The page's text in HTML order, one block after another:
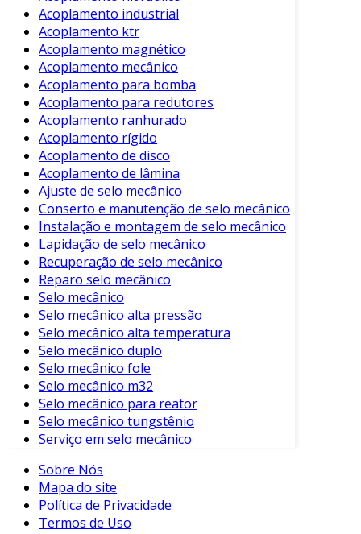
Compensação de Desalinhamento
Permitem algum grau de desalinhamento
entre os eixos, evitando danos.
Durabilidade: Construídos com materiais
resistentes, oferecem longa vida útil,
mesmo sob condições severas.
Redução de Vibrações
vibrações e impactos que podem ocorrer
durante o funcionamento.
Tamanhos Compactos: Geralmente,
ocupam menos espaço em comparação
com outros tipos de acoplamentos.
Aplicações Comuns
Os acoplamentos de engrenagem são
utilizados em uma variedade de indústrias e
aplicações. Algumas delas incluem:
Indústria Automotiva
movimento em sistemas de tração e
direção.
escavadeiras e tratores, garantindo
transmissão eficiente de força.
Equipamentos de Processamento
Acoplamento industrial
Acoplamento ktr
Acoplamento magnético
Acoplamento mecânico
Acoplamento para bomba
Acoplamento para redutores
Acoplamento ranhurado
Acoplamento rígido
Acoplamento de disco
Acoplamento de lâmina
Ajuste de selo mecânico
Conserto e manutenção de selo mecânico
Instalação e montagem de selo mecânico
Lapidação de selo mecânico
Recuperação de selo mecânico
Reparo selo mecânico
Selo mecânico
Selo mecânico alta pressão
Selo mecânico alta temperatura
Selo mecânico duplo
Selo mecânico fole
Selo mecânico m32
Selo mecânico para reator
Selo mecânico tungstênio
Serviço em selo mecânico
Sobre Nós
Mapa do site
Política de Privacidade
Termos de Uso